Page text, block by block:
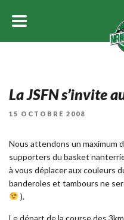
La JSFN s’invite
PUBLIÉ
15 OCTOBRE 2008
Nous attendons un maximum
supporters du basket
à vous déplacer aux couleurs
banderoles et tambours ne
).
Le départ de la course des